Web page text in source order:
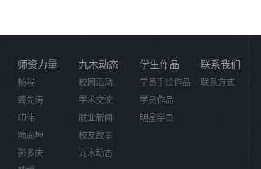
师资力量
杨程
龚先涛
印伟
喻尚坤
彭多庆
九木动态
校园活动
学术交流
就业新闻
校友故事
九木动态
学生作品
学员手绘作品
学员作品
明星学员
联系我们
联系方式